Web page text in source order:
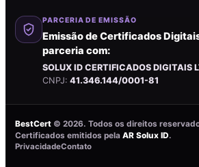
PARCERIA DE EMISSÃO
Emissão de Certificados
parceria com:
SOLUX ID CERTIFICADOS DIGITAIS
CNPJ: 41.346.144/0001-81
BestCert © 2026. Todos os direitos
Certificados emitidos pela AR Solux ID.
PrivacidadeContato